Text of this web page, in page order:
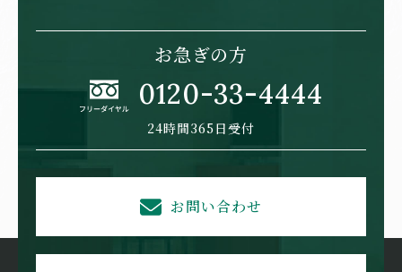
お急ぎの方
0120-33-4444
24時間365日受付
お問い合わせ